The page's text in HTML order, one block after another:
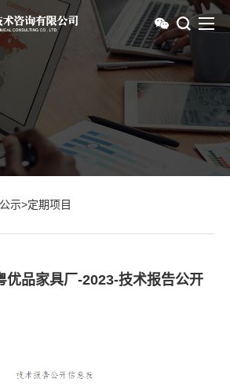
示>定期项目
优品家具厂-2023-技术报告公开